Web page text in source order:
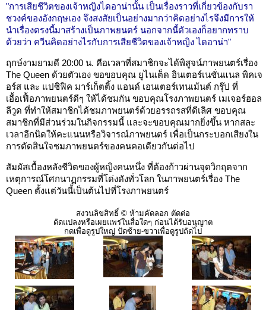
"การเสียชีวิตของเจ้าหญิงไดอาน่านั้น เป็นเรื่องราวที่เกี่ยวข้องกับรา
ชวงค์ของอังกฤษเอง จึงสงสัยเป็นอย่างมากว่าคิดอย่างไรจึงมีการให้
นำเรื่องตรงนี้มาสร้างเป็นภาพยนตร์ นอกจากนี้ตัวเองก็อยากทราบ
ด้วยว่า ควีนคิดอย่างไรกับการเสียชีวิตของเจ้าหญิง ไดอาน่า"
ฤกษ์งามยามดี 20:00 น. คือเวลาที่สมาชิกจะได้พิสูจน์ภาพยนตร์เรื่อง
The Queen ด้วยตัวเอง ขอขอบคุณ ยูไนเต็ด อินเตอร์เนชั่นแนล พิคเจ
อร์ส และ แปซิฟิค มาร์เก็ตติ้ง แอนด์ เอนเตอร์เทนเม้นต์ กรุ๊ป ที่
เอื้อเฟื้อภาพยนตร์ดีๆ ให้ได้ชมกัน ขอบคุณโรงภาพยนตร์ เมเจอร์ฮอล
ลีวูด ที่ทำให้สมาชิกได้ชมภาพยนตร์ด้วยอรรถรสที่ดีเลิศ ขอบคุณ
สมาชิกที่มีส่วนร่วมในกิจกรรมนี้ และจะขอบคุณมากยิ่งขึ้น หากสละ
เวลาอีกนิดให้คะแนนหรือวิจารณ์ภาพยนตร์ เพื่อเป็นกระบอกเสียงใน
การตัดสินใจชมภาพยนตร์ของคนคอเดียวกันต่อไป
สัมผัสเบื้องหลังชีวิตของผู้หญิงคนหนึ่ง ที่ต้องก้าวผ่านจุดวิกฤตจาก
เหตุการณ์โศกนาฏกรรมที่โด่งดังทั่วโลก ในภาพยนตร์เรื่อง The
Queen ตั้งแต่วันนี้เป็นต้นไปที่โรงภาพยนตร์
สงวนลิขสิทธิ์ © ห้ามคัดลอก ตัดต่อ
ดัดแปลงหรือเผยแพร่ในสื่อใดๆ ก่อนได้รับอนุญาต
กดเพื่อดูรูปใหญ่ ปัดซ้าย-ขวาเพื่อดูรูปถัดไป